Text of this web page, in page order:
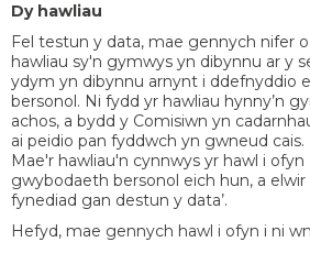
Dy hawliau
Fel testun y data, mae gennych nifer
hawliau sy'n gymwys yn dibynnu ar y
ydym yn dibynnu arnynt i ddefnyddio
bersonol. Ni fydd yr hawliau hynny’n
achos, a bydd y Comisiwn yn
ai peidio pan fyddwch yn gwneud cais.
Mae'r hawliau'n cynnwys yr hawl i
gwybodaeth bersonol eich hun, a elwir
fynediad gan destun y data’.
Hefyd, mae gennych hawl i ofyn i ni